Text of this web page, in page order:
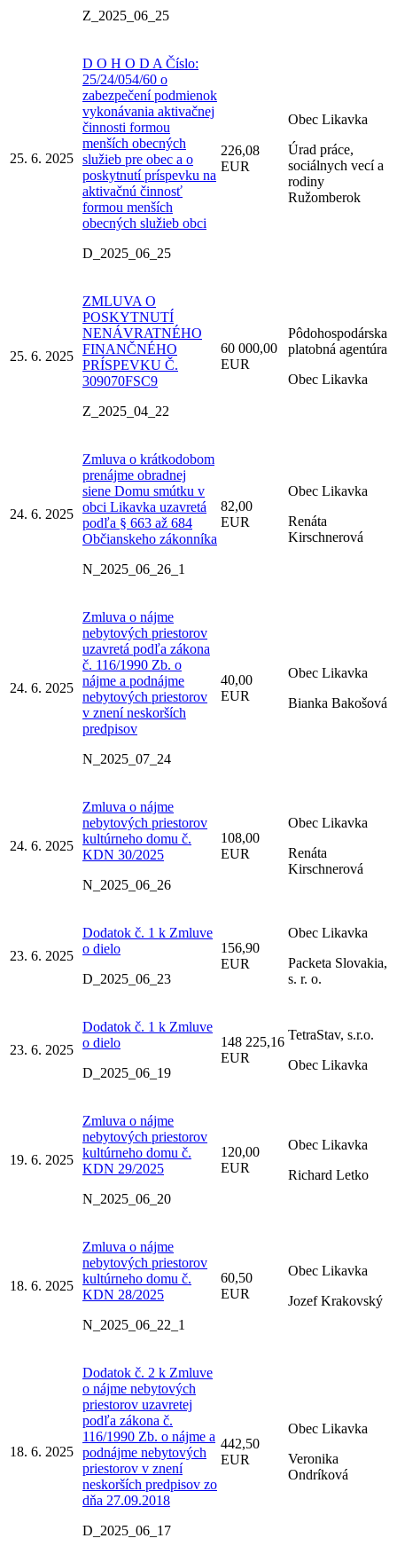
Z_2025_06_25
25. 6. 2025
D O H O D A Číslo:
25/24/054/60 o
zabezpečení podmienok
vykonávania aktivačnej
činnosti formou
menších obecných
služieb pre obec a o
poskytnutí príspevku na
aktivačnú činnosť
formou menších
obecných služieb obci
D_2025_06_25
226,08
EUR
Obec Likavka
Úrad práce,
sociálnych vecí a
rodiny
Ružomberok
25. 6. 2025
ZMLUVA O
POSKYTNUTÍ
NENÁVRATNÉHO
FINANČNÉHO
PRÍSPEVKU Č.
309070FSC9
Z_2025_04_22
60 000,00
EUR
Pôdohospodárska
platobná agentúra
Obec Likavka
24. 6. 2025
Zmluva o krátkodobom
prenájme obradnej
siene Domu smútku v
obci Likavka uzavretá
podľa § 663 až 684
Občianskeho zákonníka
N_2025_06_26_1
82,00
EUR
Obec Likavka
Renáta
Kirschnerová
24. 6. 2025
Zmluva o nájme
nebytových priestorov
uzavretá podľa zákona
č. 116/1990 Zb. o
nájme a podnájme
nebytových priestorov
v znení neskorších
predpisov
N_2025_07_24
40,00
EUR
Obec Likavka
Bianka Bakošová
24. 6. 2025
Zmluva o nájme
nebytových priestorov
kultúrneho domu č.
KDN 30/2025
N_2025_06_26
108,00
EUR
Obec Likavka
Renáta
Kirschnerová
23. 6. 2025
Dodatok č. 1 k Zmluve
o dielo
D_2025_06_23
156,90
EUR
Obec Likavka
Packeta Slovakia,
s. r. o.
23. 6. 2025
Dodatok č. 1 k Zmluve
o dielo
D_2025_06_19
148 225,16
EUR
TetraStav, s.r.o.
Obec Likavka
19. 6. 2025
Zmluva o nájme
nebytových priestorov
kultúrneho domu č.
KDN 29/2025
N_2025_06_20
120,00
EUR
Obec Likavka
Richard Letko
18. 6. 2025
Zmluva o nájme
nebytových priestorov
kultúrneho domu č.
KDN 28/2025
N_2025_06_22_1
60,50
EUR
Obec Likavka
Jozef Krakovský
18. 6. 2025
Dodatok č. 2 k Zmluve
o nájme nebytových
priestorov uzavretej
podľa zákona č.
116/1990 Zb. o nájme a
podnájme nebytových
priestorov v znení
neskorších predpisov zo
dňa 27.09.2018
D_2025_06_17
442,50
EUR
Obec Likavka
Veronika
Ondríková